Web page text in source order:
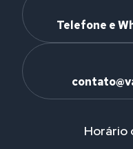
Telefone e
Horário